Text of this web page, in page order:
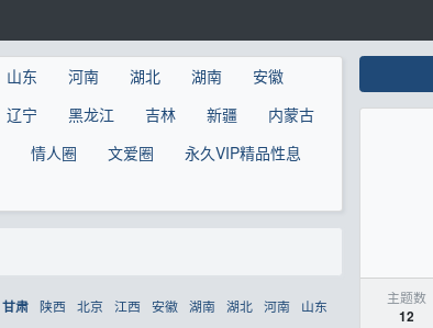
山东 河南 湖北 湖南
安徽
辽宁 黑龙江 吉林 新疆
内蒙古
情人圈 文爱圈
永久VIP精品性息
甘肃 陕西 北京 江西 安徽 湖南 湖北 河南
山东
主题数
12